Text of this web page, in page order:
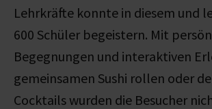
Lehrkräfte konnte in diesem und
600 Schüler begeistern. Mit
Begegnungen und interaktiven
gemeinsamen Sushi rollen oder
Cocktails wurden die Besucher